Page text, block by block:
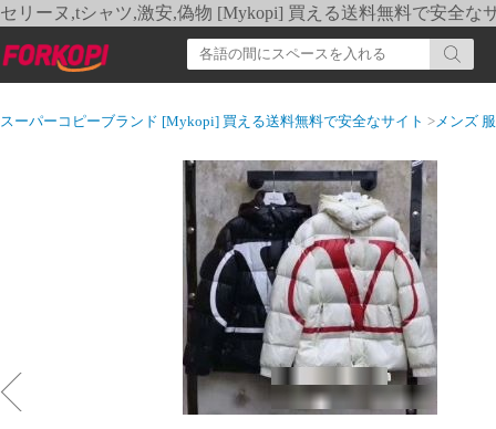
セリーヌ,tシャツ,激安,偽物 [Mykopi] 買える送料無料で安全な
スーパーコピーブランド [Mykopi] 買える送料無料で安全なサイト >メンズ 服